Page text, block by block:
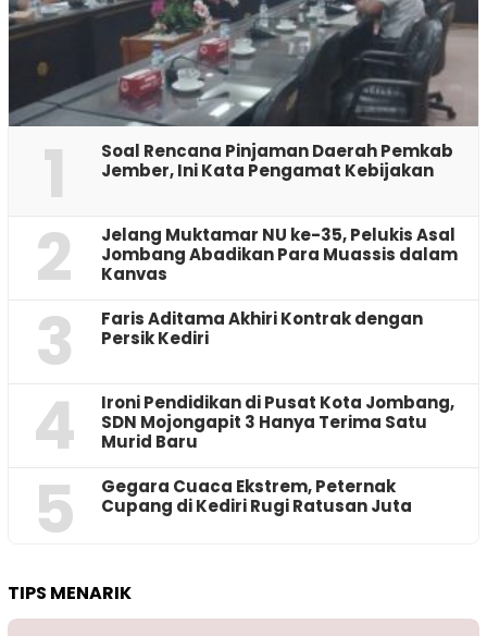
1
‎Soal Rencana Pinjaman Daerah Pemkab
Jember, Ini Kata Pengamat Kebijakan ‎
2
Jelang Muktamar NU ke-35, Pelukis Asal
Jombang Abadikan Para Muassis dalam
Kanvas
3
Faris Aditama Akhiri Kontrak dengan
Persik Kediri
4
Ironi Pendidikan di Pusat Kota Jombang,
SDN Mojongapit 3 Hanya Terima Satu
Murid Baru
5
‎Gegara Cuaca Ekstrem, Peternak
Cupang di Kediri Rugi Ratusan Juta
TIPS MENARIK